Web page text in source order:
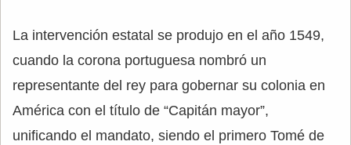
La intervención estatal se produjo en el año 1549,
cuando la corona portuguesa nombró un
representante del rey para gobernar su colonia en
América con el título de “Capitán mayor”,
unificando el mandato, siendo el primero Tomé de